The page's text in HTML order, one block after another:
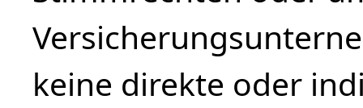
keine direkte oder